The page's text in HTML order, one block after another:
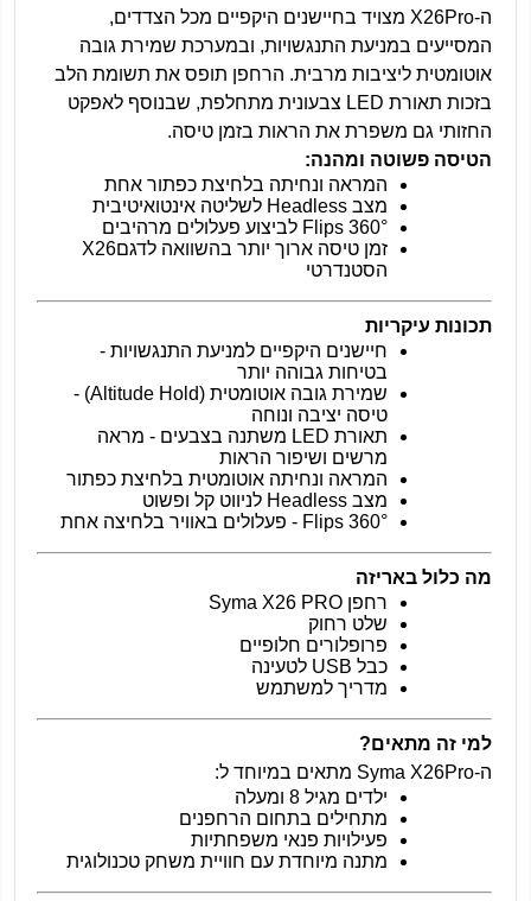
ה-X26Pro מצויד בחיישנים היקפיים מכל הצדדים,
המסייעים במניעת התנגשויות, ובמערכת שמירת גובה
אוטומטית ליציבות מרבית. הרחפן תופס את תשומת הלב
בזכות תאורת LED צבעונית מתחלפת, שבנוסף לאפקט
החזותי גם משפרת את הראות בזמן טיסה.
הטיסה פשוטה ומהנה:
המראה ונחיתה בלחיצת כפתור אחת
מצב Headless לשליטה אינטואיטיבית
Flips 360° לביצוע פעלולים מרהיבים
זמן טיסה ארוך יותר בהשוואה לדגםX26
הסטנדרטי
תכונות עיקריות
חיישנים היקפיים למניעת התנגשויות -
בטיחות גבוהה יותר
שמירת גובה אוטומטית (Altitude Hold)
-
טיסה יציבה ונוחה
תאורת LED משתנה בצבעים - מראה
מרשים ושיפור הראות
המראה ונחיתה אוטומטית בלחיצת כפתור
מצב Headless לניווט קל ופשוט
Flips 360° - פעלולים באוויר בלחיצה אחת
מה כלול באריזה
רחפן Syma X26 PRO
שלט רחוק
פרופלורים חלופיים
כבל USB לטעינה
מדריך למשתמש
למי זה מתאים?
ה-Syma X26Pro מתאים במיוחד ל:
ילדים מגיל 8 ומעלה
מתחילים בתחום הרחפנים
פעילויות פנאי משפחתיות
מתנה מיוחדת עם חוויית משחק טכנולוגית